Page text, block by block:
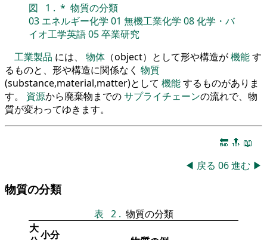
図 1 . * 物質の分類
03 エネルギー化学 01 無機工業化学 08化学・バ
イオ工学英語05卒業研究
工業製品 には、 物体 （object）として形や構造が機能す
るものと、形や構造に関係なく 物質
(substance,material,matter)として 機能するものがありま
す。 資源から廃棄物までのサプライチェーンの流れで、物
質が変わってゆきます。
🔚 🔝 📖
◀ 戻る 06進む ▶
物質の分類
表 2 . 物質の分類
大小分